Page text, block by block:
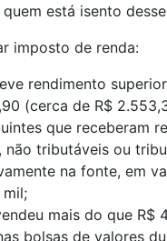
quem está isento
imposto de renda:
rendimento
(cerca de R$
que receberam
não tributáveis ou
na fonte, em
mil;
mais do que R$
bolsas de valores